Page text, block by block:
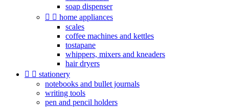
soap dispenser
  home appliances
scales
coffee machines and kettles
tostapane
whippers, mixers and kneaders
hair dryers
  stationery
notebooks and bullet journals
writing tools
pen and pencil holders